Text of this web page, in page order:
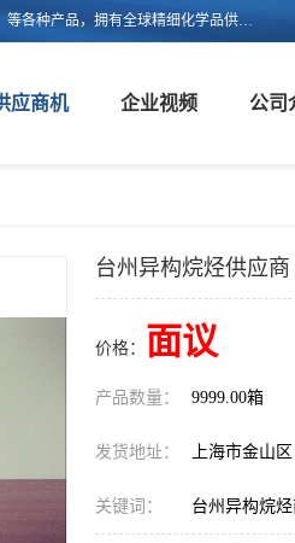
上海嵘馥新能源科技有限公司主营：异构烷烃、异构十二烷烃、异构十六烷烃、Isopar L、正构烷烃、工业白油、等各种产品，拥有全球精细化学品供应链的整合和服务能力，不仅提供自主研发的特种溶剂化学品，还集成了来自欧美、日韩的优质溶剂资源，为市场提供世界级优质溶剂。欢迎广大客户来电咨询！
应商机 企业视频 公司
台州异构烷烃供应
价格： 面议
产品数量： 9999.00箱
发货地址： 上海市金山区
关键词： 台州异构烷